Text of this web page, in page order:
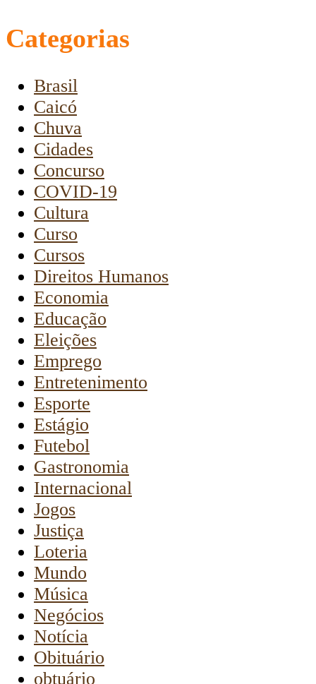
Categorias
Brasil
Caicó
Chuva
Cidades
Concurso
COVID-19
Cultura
Curso
Cursos
Direitos Humanos
Economia
Educação
Eleições
Emprego
Entretenimento
Esporte
Estágio
Futebol
Gastronomia
Internacional
Jogos
Justiça
Loteria
Mundo
Música
Negócios
Notícia
Obituário
obtuário